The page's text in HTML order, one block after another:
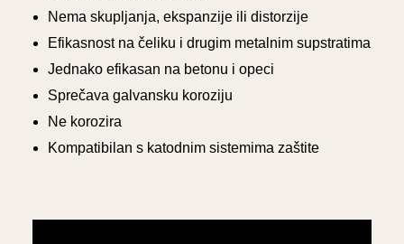
Nema skupljanja, ekspanzije ili distorzije
Efikasnost na čeliku i drugim metalnim supstratima
Jednako efikasan na betonu i opeci
Sprečava galvansku koroziju
Ne korozira
Kompatibilan s katodnim sistemima zaštite